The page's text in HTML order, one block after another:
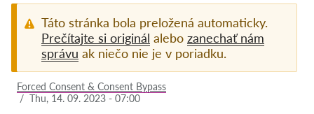
Exercise your rights!
Pordporte nás!
Táto stránka bola preložená automaticky.
Prečítajte si originál alebo zanechať nám
správu ak niečo nie je v poriadku.
Forced Consent & Consent Bypass
/ Thu, 14. 09. 2023 - 07:00